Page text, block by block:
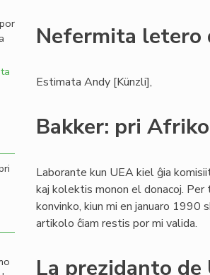
Nefermita letero
Estimata Andy [Künzli],
Bakker: pri
Laborante kun UEA kiel ĝia
kaj kolektis monon el donacoj. Per
konvinko, kiun mi en januaro 1990
artikolo ĉiam restis por mi valida.
La prezidanto